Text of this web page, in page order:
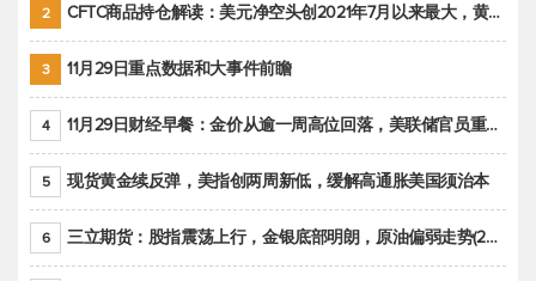
2 CFTC商品持仓解读：美元净空头创2021年7月以来最大，黄金期货投机性净多头头寸减少
3 11月29日重点数据和大事件前瞻
4 11月29日财经早餐：金价从逾一周高位回落，美联储官员重申鹰派立场推动美元回升
5 现货黄金续反弹，美指创两周新低，缓解高通胀美国须治本
6 三立期货：股指震荡上行，金银底部明朗，原油偏弱走势(20221128收评)